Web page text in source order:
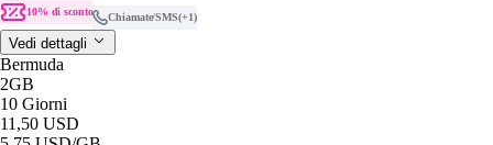
10% di sconto Chiamate/SMS(+1)
Vedi dettagli
Bermuda
2GB
10 Giorni
11,50 USD